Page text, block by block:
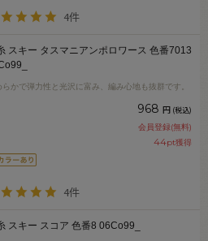
4件
スキー タスマニアンポロワース 色番7013
らかで弾力性と光沢に富み、編み心地も抜群です。
968 円 (税込)
会員登録(無料)
44pt獲得
4件
スキー スコア 色番8 06Co99_